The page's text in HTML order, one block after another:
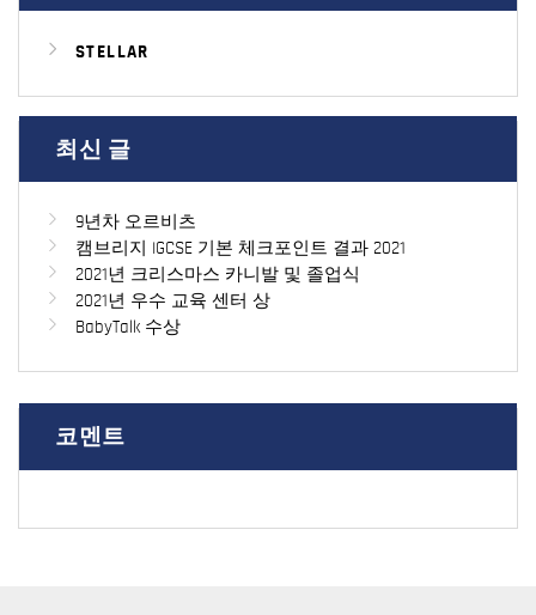
STELLAR
최신 글
9년차 오르비츠
캠브리지 IGCSE 기본 체크포인트 결과 2021
2021년 크리스마스 카니발 및 졸업식
2021년 우수 교육 센터 상
BabyTalk 수상
코멘트